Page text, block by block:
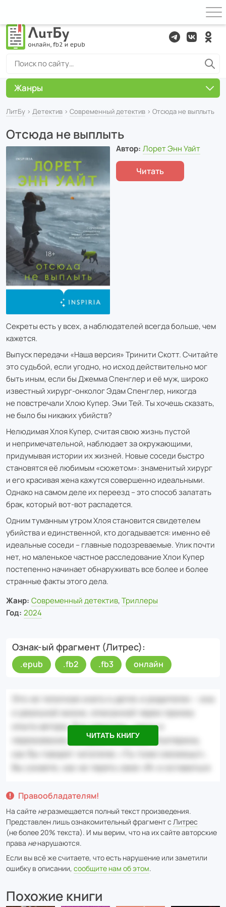
ЛитБу › Детектив › Современный детектив › Отсюда не выплыть
Отсюда не выплыть
Автор: Лорет Энн Уайт
Читать
Секреты есть у всех, а наблюдателей всегда больше, чем
кажется.
Выпуск передачи «Наша версия» Тринити Скотт. Считайте
это судьбой, если угодно, но исход действительно мог
быть иным, если бы Джемма Спенглер и её муж, широко
известный хирург-онколог Эдам Спенглер, никогда
не повстречали Хлою Купер. Эми Тей. Ты хочешь сказать,
не было бы никаких убийств?
Нелюдимая Хлоя Купер, считая свою жизнь пустой
и непримечательной, наблюдает за окружающими,
придумывая истории их жизней. Новые соседи быстро
становятся её любимым «сюжетом»: знаменитый хирург
и его красивая жена кажутся совершенно идеальными.
Однако на самом деле их переезд – это способ залатать
брак, который вот-вот распадется.
Одним туманным утром Хлоя становится свидетелем
убийства и единственной, кто догадывается: именно её
идеальные соседи – главные подозреваемые. Улик почти
нет, но маленькое частное расследование Хлои Купер
постепенно начинает обнаруживать все более и более
странные факты этого дела.
Жанр: Современный детектив,Триллеры
Год: 2024
Ознак-ый фрагмент (Литрес)
.epub .fb2 .fb3 онлайн
ЧИТАТЬ КНИГУ
Правообладателям!
На сайте неразмещается полный текст произведения.
Представлен лишь ознакомительный фрагмент с Литрес
(не более 20% текста). И мы верим, что на их сайте авторские
права ненарушаются.
Если вы всё же считаете, что есть нарушение или заметили
ошибку в описании, сообщите нам об этом.
Похожие книги
Жанры